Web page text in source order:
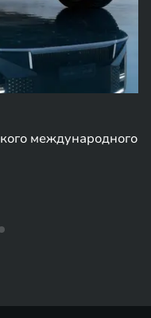
международного